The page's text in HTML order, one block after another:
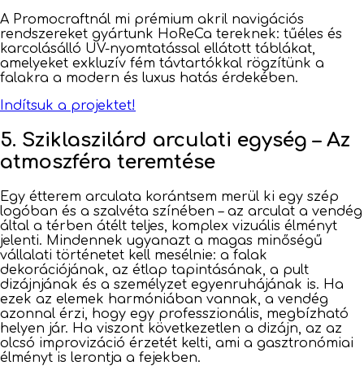
A Promocraftnál mi prémium akril navigációs
rendszereket gyártunk HoReCa tereknek: tűéles és
karcolásálló UV-nyomtatással ellátott táblákat,
amelyeket exkluzív fém távtartókkal rögzítünk a
falakra a modern és luxus hatás érdekében.
Indítsuk a projektet!
5. Sziklaszilárd arculati egység – Az
atmoszféra teremtése
Egy étterem arculata korántsem merül ki egy szép
logóban és a szalvéta színében – az arculat a vendég
által a térben átélt teljes, komplex vizuális élményt
jelenti. Mindennek ugyanazt a magas minőségű
vállalati történetet kell mesélnie: a falak
dekorációjának, az étlap tapintásának, a pult
dizájnjának és a személyzet egyenruhájának is. Ha
ezek az elemek harmóniában vannak, a vendég
azonnal érzi, hogy egy professzionális, megbízható
helyen jár. Ha viszont következetlen a dizájn, az az
olcsó improvizáció érzetét kelti, ami a gasztronómiai
élményt is lerontja a fejekben.